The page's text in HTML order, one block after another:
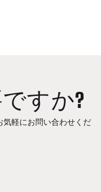
すか?
気軽にお問い合わせくだ